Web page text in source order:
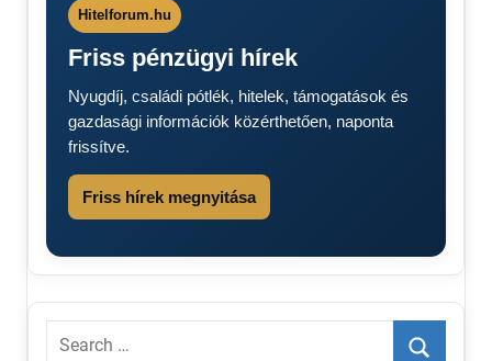
Hitelforum.hu
Friss pénzügyi hírek
Nyugdíj, családi pótlék, hitelek, támogatások és
gazdasági információk közérthetően, naponta
frissítve.
Friss hírek megnyitása
Search